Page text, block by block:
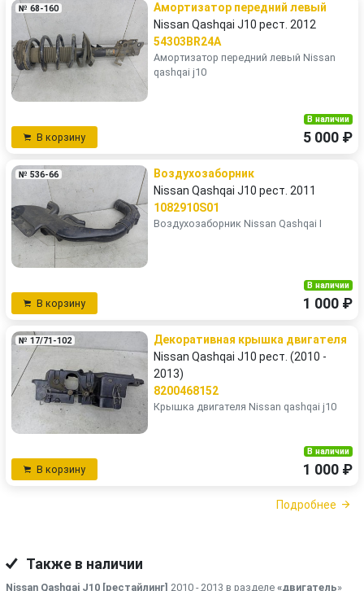
№ 68-160
Амортизатор передний левый
Nissan Qashqai J10 рест. 2012
54303BR24A
Амортизатор передний левый Nissan
qashqai j10
В корзину
В наличии
5 000 ₽
№ 536-66
Воздухозаборник
Nissan Qashqai J10 рест. 2011
1082910S01
Воздухозаборник Nissan Qashqai I
В корзину
В наличии
1 000 ₽
№ 17/71-102
Декоративная крышка двигателя
Nissan Qashqai J10 рест. (2010 -
2013)
8200468152
Крышка двигателя Nissan qashqai j10
В корзину
В наличии
1 000 ₽
Подробнее
Также в наличии
Nissan Qashqai J10 [рестайлинг] 2010 - 2013 в разделе «двигатель»